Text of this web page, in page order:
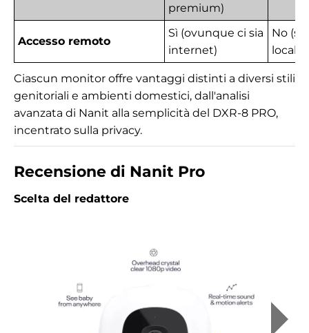
premium)
Accesso remoto
Sì (ovunque ci sia
internet)
No
locale)
Ciascun monitor offre vantaggi distinti a diversi stili
genitoriali e ambienti domestici, dall'analisi
avanzata di Nanit alla semplicità del DXR-8 PRO,
incentrato sulla privacy.
Recensione di Nanit Pro
Scelta del redattore